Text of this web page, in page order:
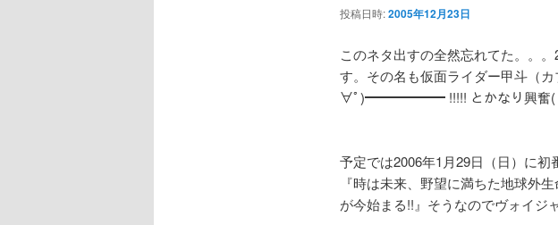
投稿日時:2005年12月23日
このネタ出すの全然忘れてた。。
す。その名も仮面ライダー甲斗
∀ﾟ)━━━━━━ !!!!! とかなり興奮(＊
予定では2006年1月29日（日）に初
『時は未来、野望に満ちた地球外
が今始まる!!』そうなのでヴォイジ